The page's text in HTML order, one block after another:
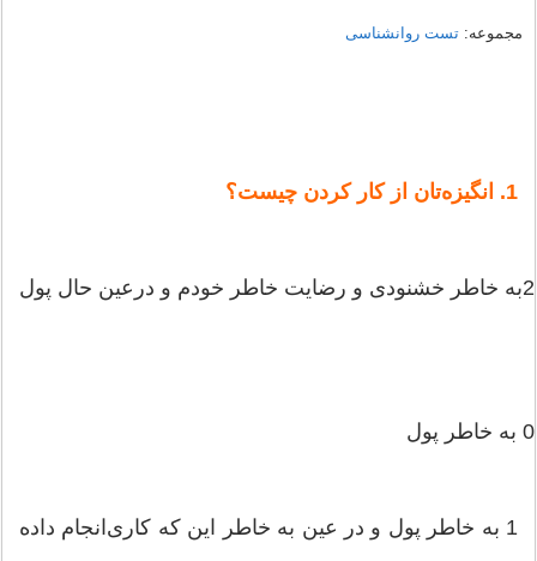
مجموعه:تست روانشناسی
1. انگیزه‌تان‌ از كار كردن‌ چیست‌؟
2به‌ خاطر خشنودی‌ و رضایت‌ خاطر خودم‌ و درعین‌ حال‌ پول‌
0 به‌ خاطر پول‌
1 به‌ خاطر پول‌ و در عین‌ به‌ خاطر این‌ كه‌ كاری‌انجام‌ داده‌